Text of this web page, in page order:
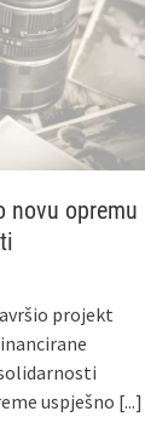
novu opremu
projekt
uspješno [...]